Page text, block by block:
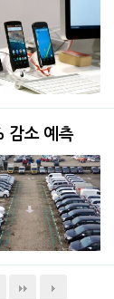
감소 예측